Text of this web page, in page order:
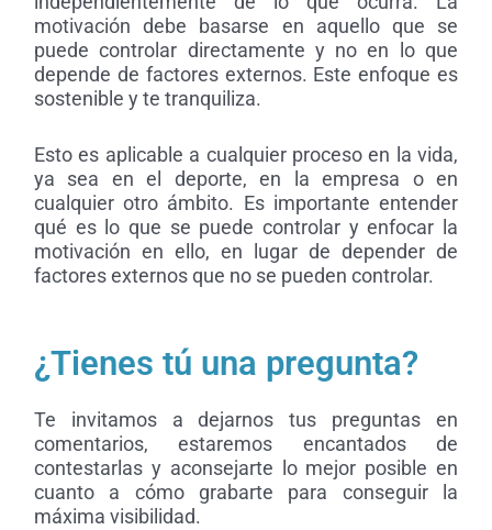
motivación debe basarse en aquello que se
puede controlar directamente y no en lo que
depende de factores externos. Este enfoque es
sostenible y te tranquiliza.
Esto es aplicable a cualquier proceso en la vida,
ya sea en el deporte, en la empresa o en
cualquier otro ámbito. Es importante entender
qué es lo que se puede controlar y enfocar la
motivación en ello, en lugar de depender de
factores externos que no se pueden controlar.
¿Tienes tú una pregunta?
Te invitamos a dejarnos tus preguntas en
comentarios, estaremos encantados de
contestarlas y aconsejarte lo mejor posible en
cuanto a cómo grabarte para conseguir la
máxima visibilidad.